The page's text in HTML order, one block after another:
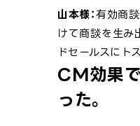
山本様：有効商
けて商談を生み
ドセールスにト
CM効果
った。